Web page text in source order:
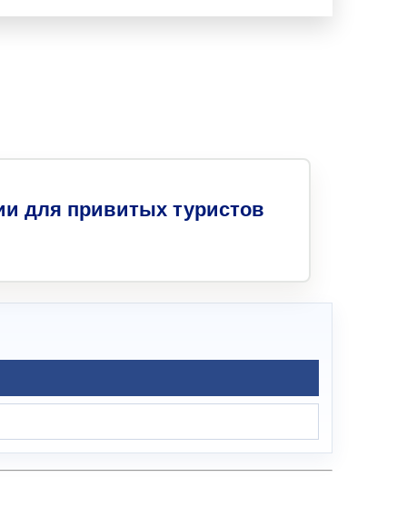
для привитых туристов